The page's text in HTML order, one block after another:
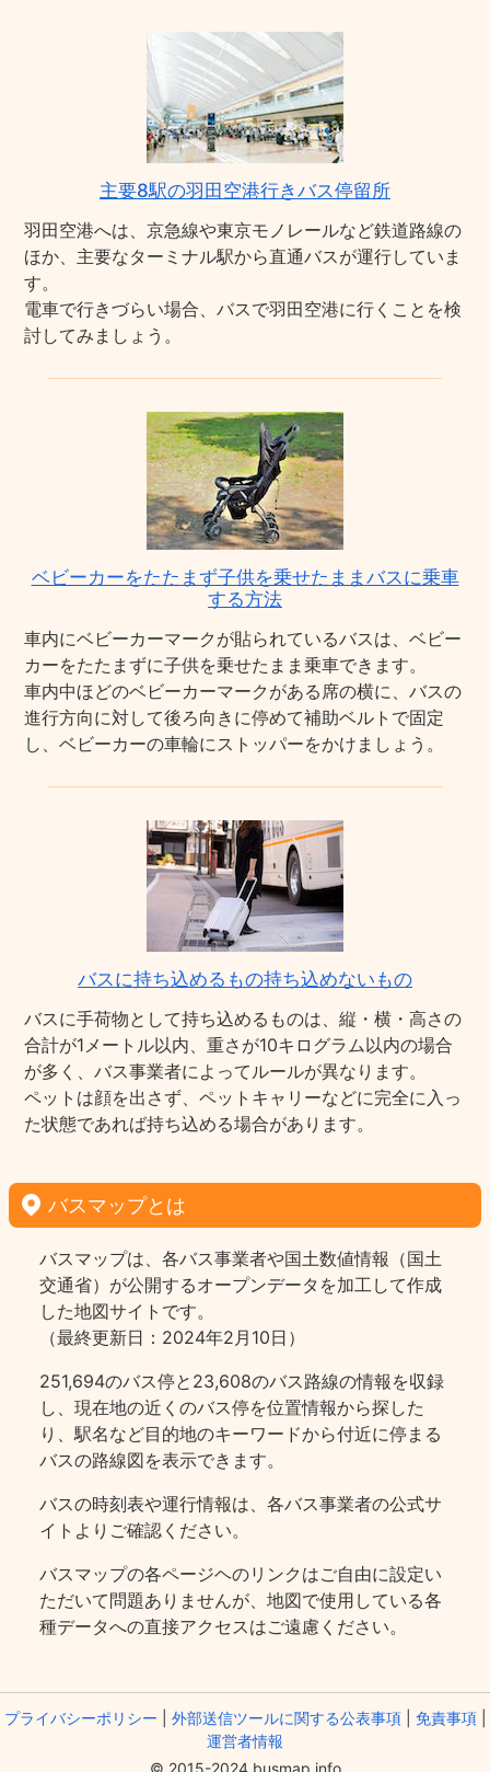
主要8駅の羽田空港行きバス停留所
羽田空港へは、京急線や東京モノレールなど鉄道路線の
ほか、主要なターミナル駅から直通バスが運行していま
す。
電車で行きづらい場合、バスで羽田空港に行くことを検
討してみましょう。
ベビーカーをたたまず子供を乗せたままバスに乗車
する方法
車内にベビーカーマークが貼られているバスは、ベビー
カーをたたまずに子供を乗せたまま乗車できます。
車内中ほどのベビーカーマークがある席の横に、バスの
進行方向に対して後ろ向きに停めて補助ベルトで固定
し、ベビーカーの車輪にストッパーをかけましょう。
バスに持ち込めるもの持ち込めないもの
バスに手荷物として持ち込めるものは、縦・横・高さの
合計が1メートル以内、重さが10キログラム以内の場合
が多く、バス事業者によってルールが異なります。
ペットは顔を出さず、ペットキャリーなどに完全に入っ
た状態であれば持ち込める場合があります。
バスマップとは
バスマップは、各バス事業者や国土数値情報（国土
交通省）が公開するオープンデータを加工して作成
した地図サイトです。
（最終更新日：2024年2月10日）
251,694のバス停と23,608のバス路線の情報を収録
し、現在地の近くのバス停を位置情報から探した
り、駅名など目的地のキーワードから付近に停まる
バスの路線図を表示できます。
バスの時刻表や運行情報は、各バス事業者の公式サ
イトよりご確認ください。
バスマップの各ページヘのリンクはご自由に設定い
ただいて問題ありませんが、地図で使用している各
種データへの直接アクセスはご遠慮ください。
プライバシーポリシー 外部送信ツールに関する公表事項| 免責事項|
運営者情報
© 2015-2024 busmap.info